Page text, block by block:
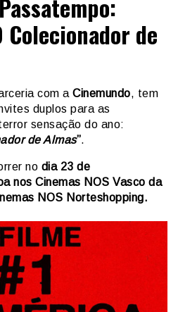
Colecionador de
com a Cinemundo, tem
duplos para as
sensação do ano:
de Almas”.
no dia 23 de
nos Cinemas NOS Vasco da
NOS Norteshopping.